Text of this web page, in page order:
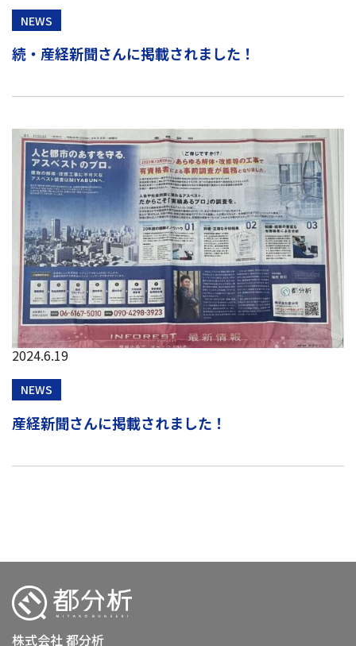
NEWS
続・産経新聞さんに掲載されました！
2024.6.19
NEWS
産経新聞さんに掲載されました！
株式会社 都分析